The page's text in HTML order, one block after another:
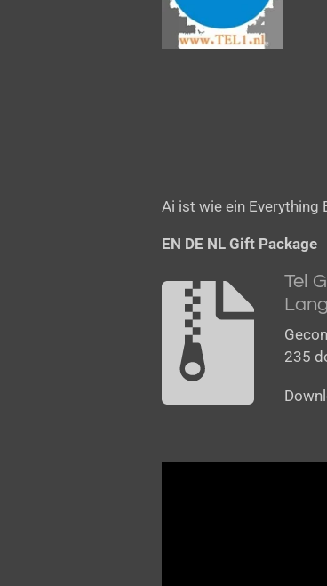
Ai ist wie ein Everything
EN DE NL Gift Package
Tel
235